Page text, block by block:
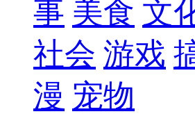
事 美食 文
社会 游戏
漫 宠物